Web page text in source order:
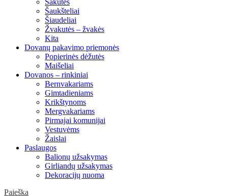
Šakutės
Šaukšteliai
Šiaudeliai
Žvakutės – žvakės
Kita
Dovanų pakavimo priemonės
Popierinės dėžutės
Maišeliai
Dovanos – rinkiniai
Bernvakariams
Gimtadieniams
Krikštynoms
Mergvakariams
Pirmajai komunijai
Vestuvėms
Žaislai
Paslaugos
Balionų užsakymas
Girliandų užsakymas
Dekoracijų nuoma
Paieška